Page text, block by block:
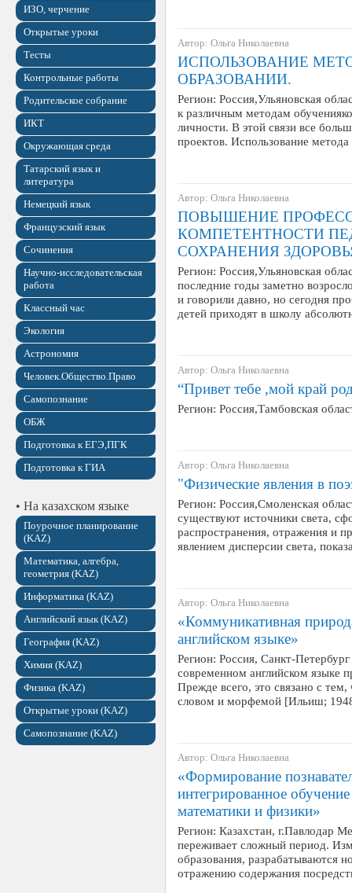
ИЗО, черчение
Открытые уроки
Тесты
Контрольные работы
Родительское собрание
ИКТ
Окружающая среда
Татарский язык и
литература
Немецкий язык
Французский язык
Сочинения
Научно-исследовательская
работа
Классный час
Экология
Астрономия
Человек.Общество.Право
Самопознание
ОБЖ
Подготовка к ЕГЭ,ПГК
Подготовка к ГИА
• На казахском языке
Поурочное планирование
(KAZ)
Математика, алгебра,
геометрия (KAZ)
Информатика (KAZ)
Английский язык (KAZ)
География (KAZ)
Химия (KAZ)
Физика (KAZ)
Открытые уроки (KAZ)
Самопознание (KAZ)
Автор: Ольга Николаевна
ИСПОЛЬЗОВАНИЕ
ОБРАЗОВАНИИ.
Регион: Россия,Ульяновская
к различным методам
личности. В этой связи все
проектов. Использование
Автор: Ольга Николаевна
ПОВЫШЕНИЕ
КОМПЕТЕНТНОСТИ
СОХРАНЕНИЯ
Регион: Россия,Ульяновская
последние годы заметно
и говорили давно, но сегодня
детей приходят в школу
Автор: Ольга Николаевна
“Привет тебе ,мой край
Регион: Россия,Тамбовская
Автор: Ольга Николаевна
"Физические явления в
Регион: Россия,Смоленская
существуют источники света,
распространения, отражения и
явлением дисперсии света,
Автор: Ольга Николаевна
«Коммуникативная
английском языке»
Регион: Россия, Санкт-
современном английском языке
Прежде всего, это связано с
словом и морфемой [Ильиш;
Автор: Ольга Николаевна
«Формирование
интегрированное
математики и физики»
Регион: Казахстан, г.Павлодар
переживает сложный период.
образования, разрабатываются
отражению содержания